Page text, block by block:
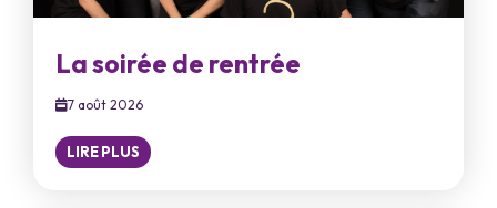
La soirée de rentrée
7 août 2026
LIRE PLUS